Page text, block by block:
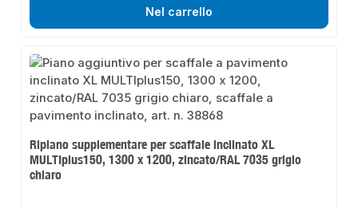
Nel carrello
Ripiano supplementare per scaffale inclinato XL
MULTIplus150, 1300 x 1200, zincato/RAL 7035 grigio
chiaro